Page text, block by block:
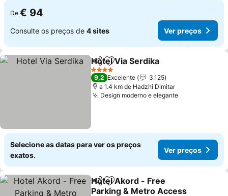
De € 94
Consulte os preços de 4 sites Ver preços
PartilharAdicionar aos favoritos
Hotel Via Serdika
4 Estrelas
9,2 Excelente
3.125
a 1.4 km de Hadzhi Dimitar
Design moderno e elegante
Selecione as datas para ver os preços
exatos.
Ver preços
PartilharAdicionar aos favoritos
Hotel Akord - Free
Parking & Metro Access